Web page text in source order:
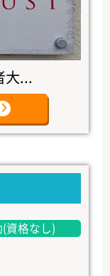
大...
資格なし)